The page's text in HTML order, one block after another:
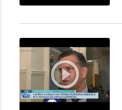
play_circle_outline